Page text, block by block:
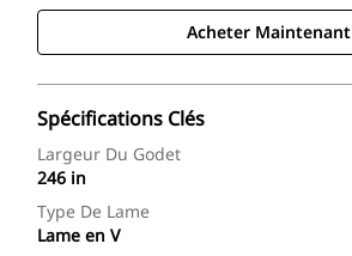
Acheter Maintenant
Spécifications Clés
Largeur Du Godet
246 in
Type De Lame
Lame en V